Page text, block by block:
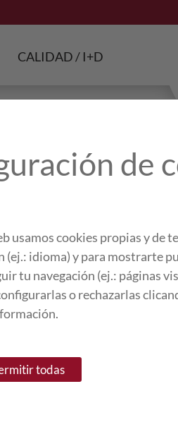
CALIDAD / I+D
/ PASTA / de
usamos cookies propias y de
(ej.: idioma) y para mostrarte
tu navegación (ej.: páginas
o rechazarlas
todas